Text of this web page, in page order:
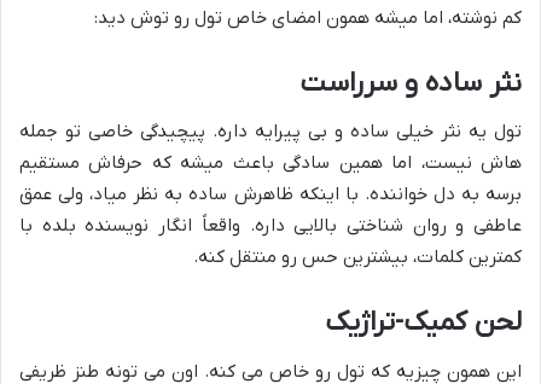
کم نوشته، اما میشه همون امضای خاص تول رو توش دید:
نثر ساده و سرراست
تول یه نثر خیلی ساده و بی پیرایه داره. پیچیدگی خاصی تو جمله
هاش نیست، اما همین سادگی باعث میشه که حرفاش مستقیم
برسه به دل خواننده. با اینکه ظاهرش ساده به نظر میاد، ولی عمق
عاطفی و روان شناختی بالایی داره. واقعاً انگار نویسنده بلده با
کمترین کلمات، بیشترین حس رو منتقل کنه.
لحن کمیک-تراژیک
این همون چیزیه که تول رو خاص می کنه. اون می تونه طنز ظریفی